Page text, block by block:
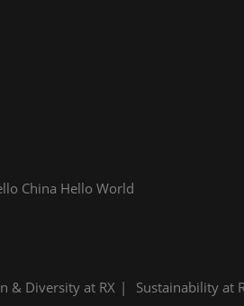
China Hello World
& Diversity at RX Sustainability at